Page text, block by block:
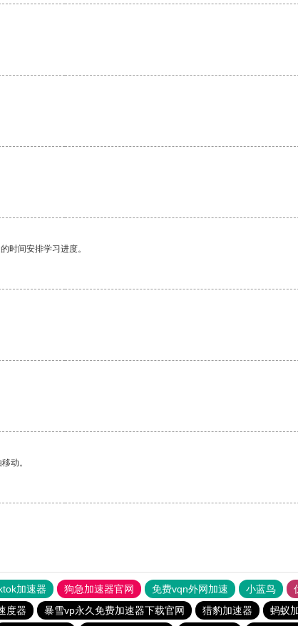
时间安排学习进度。
动。
加速器 狗急加速器官网 免费vqn外网加速 小蓝鸟
度器 暴雪vp永久免费加速器下载官网 猎豹加速器 蚂蚁